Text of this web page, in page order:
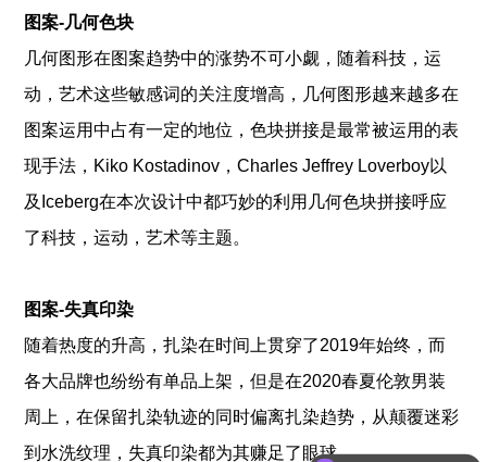
图案-几何色块
几何图形在图案趋势中的涨势不可小觑，随着科技，运
动，艺术这些敏感词的关注度增高，几何图形越来越多在
图案运用中占有一定的地位，色块拼接是最常被运用的表
现手法，Kiko Kostadinov，Charles Jeffrey Loverboy以
及Iceberg在本次设计中都巧妙的利用几何色块拼接呼应
了科技，运动，艺术等主题。
图案-失真印染
随着热度的升高，扎染在时间上贯穿了2019年始终，而
各大品牌也纷纷有单品上架，但是在2020春夏伦敦男装
周上，在保留扎染轨迹的同时偏离扎染趋势，从颠覆迷彩
到水洗纹理，失真印染都为其赚足了眼球。